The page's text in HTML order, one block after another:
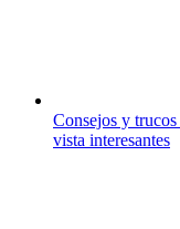
Consejos y trucos
vista interesantes